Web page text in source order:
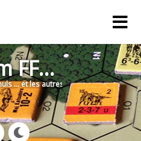
Forum FFL-ASL
… et les autres !